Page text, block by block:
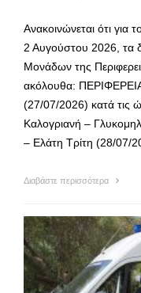
Ανακοινώνεται ότι για
2 Αυγούστου 2026, τα
Μονάδων της
ακόλουθα:
(27/07/2026) κατά τις
Καλογριανή –
– Ελάτη Τρίτη (28/07/
Διαβάστε περισσότερα